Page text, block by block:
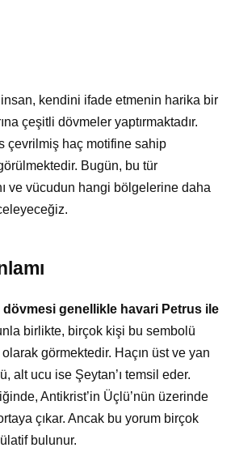
kendini ifade etmenin harika bir
çeşitli dövmeler yaptırmaktadır.
çevrilmiş haç motifine sahip
Bugün, bu tür
ve vücudun hangi bölgelerine daha
genellikle havari Petrus ile
birlikte, birçok kişi bu sembolü
olarak görmektedir. Haçın üst ve yan
alt ucu ise Şeytan’ı temsil eder.
Antikrist’in Üçlü’nün üzerinde
çıkar. Ancak bu yorum birçok
bulunur.